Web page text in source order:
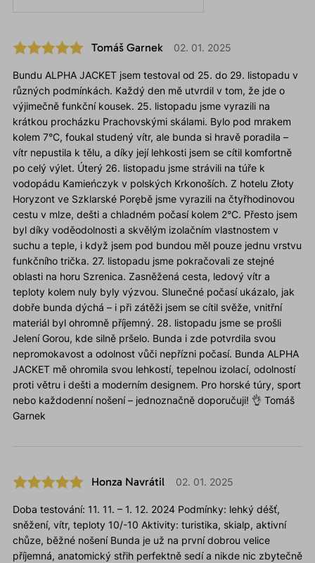
Tomáš Garnek 02. 01. 2025
Bundu ALPHA JACKET jsem testoval od 25. do 29. listopadu v
různých podmínkách. Každý den mě utvrdil v tom, že jde o
výjimečně funkční kousek. 25. listopadu jsme vyrazili na
krátkou procházku Prachovskými skálami. Bylo pod mrakem
kolem 7°C, foukal studený vítr, ale bunda si hravě poradila –
vítr nepustila k tělu, a díky její lehkosti jsem se cítil komfortně
po celý výlet. Úterý 26. listopadu jsme strávili na túře k
vodopádu Kamieńczyk v polských Krkonoších. Z hotelu Złoty
Horyzont ve Szklarské Porębě jsme vyrazili na čtyřhodinovou
cestu v mlze, dešti a chladném počasí kolem 2°C. Přesto jsem
byl díky voděodolnosti a skvělým izolačním vlastnostem v
suchu a teple, i když jsem pod bundou měl pouze jednu vrstvu
funkčního trička. 27. listopadu jsme pokračovali ze stejné
oblasti na horu Szrenica. Zasněžená cesta, ledový vítr a
teploty kolem nuly byly výzvou. Slunečné počasí ukázalo, jak
dobře bunda dýchá – i při zátěži jsem se cítil svěže, vnitřní
materiál byl ohromně příjemný. 28. listopadu jsme se prošli
Jelení Gorou, kde silně pršelo. Bunda i zde potvrdila svou
nepromokavost a odolnost vůči nepřízni počasí. Bunda ALPHA
JACKET mě ohromila svou lehkostí, tepelnou izolací, odolností
proti větru i dešti a moderním designem. Pro horské túry, sport
nebo každodenní nošení – jednoznačně doporučuji! 👌 Tomáš
Garnek
Honza Navrátil 02. 01. 2025
Doba testování: 11. 11. – 1. 12. 2024 Podmínky: lehký déšť,
sněžení, vítr, teploty 10/-10 Aktivity: turistika, skialp, aktivní
chůze, běžné nošení Bunda je už na první dobrou velice
příjemná, anatomický střih perfektně sedí a nikde nic zbytečně